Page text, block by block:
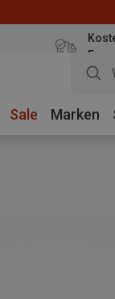
Euro
Sale Marken